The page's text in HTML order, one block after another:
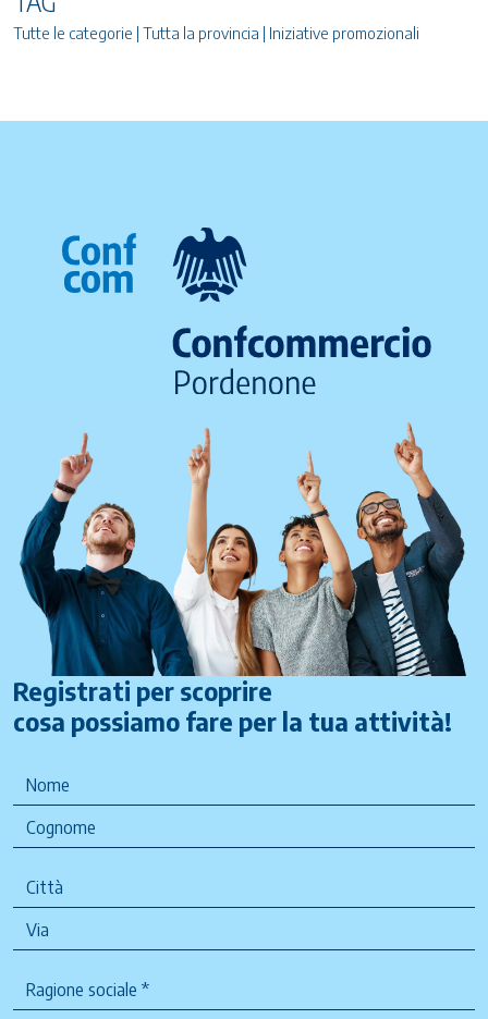
Tutte le categorie | Tutta la provincia | Iniziative promozionali
Registrati per scoprire
cosa possiamo fare per la tua attività!